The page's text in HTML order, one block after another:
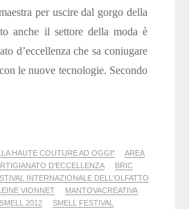
per uscire dal gorgo della
anche il settore della moda è
d’eccellenza che sa coniugare
le nuove tecnologie. Secondo
HAUTE COUTURE AD OGGI"
AREA
D'ECCELLENZA
BRIC
INTERNAZIONALE DELL'OLFATTO
VIONNET
MANTOVACREATIVA
SMELL 2012
SMELL FESTIVAL